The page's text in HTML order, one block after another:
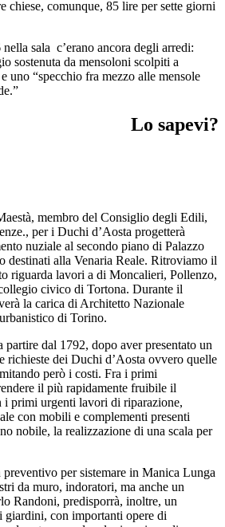
chiese, comunque, 85 lire per sette giorni
sala c’erano ancora degli arredi:
sostenuta da mensoloni scolpiti a
uno “specchio fra mezzo alle mensole
Lo sapevi?
membro del Consiglio degli Edili,
per i Duchi d’Aosta progetterà
nuziale al secondo piano di Palazzo
destinati alla Venaria Reale. Ritroviamo il
riguarda lavori a di Moncalieri, Pollenzo,
civico di Tortona. Durante il
la carica di Architetto Nazionale
di Torino.
dal 1792, dopo aver presentato un
richieste dei Duchi d’Aosta ovvero quelle
però i costi. Fra i primi
il più rapidamente fruibile il
i primi urgenti lavori di riparazione,
con mobili e complementi presenti
nobile, la realizzazione di una scala per
per sistemare in Manica Lunga
da muro, indoratori, ma anche un
Randoni, predisporrà, inoltre, un
giardini, con importanti opere di